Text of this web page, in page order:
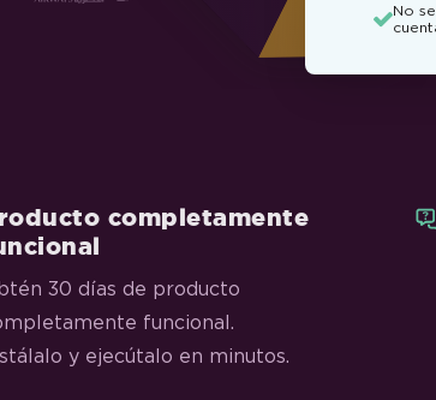
No
completamente
30 días de producto
funcional.
y ejecútalo en minutos.